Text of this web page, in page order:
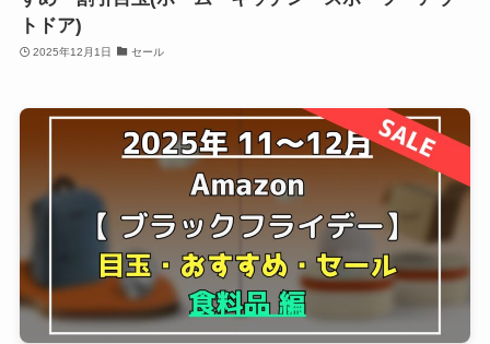
トドア)
2025年12月1日 セール